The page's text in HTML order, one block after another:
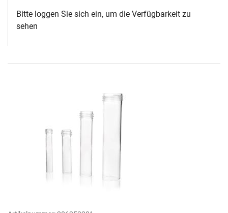
Bitte loggen Sie sich ein, um die Verfügbarkeit zu
sehen